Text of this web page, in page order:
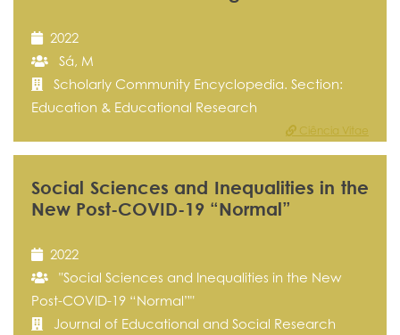
2022
Sá, M
Scholarly Community Encyclopedia. Section:
Education & Educational Research
Ciência Vitae
Social Sciences and Inequalities in the
New Post-COVID-19 “Normal”
2022
"Social Sciences and Inequalities in the New
Post-COVID-19 “Normal”"
Journal of Educational and Social Research